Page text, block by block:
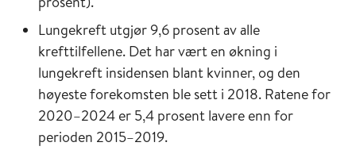
Lungekreft utgjør 9,6 prosent av alle
krefttilfellene. Det har vært en økning i
lungekreft insidensen blant kvinner, og den
høyeste forekomsten ble sett i 2018. Ratene for
2020–2024 er 5,4 prosent lavere enn for
perioden 2015–2019.